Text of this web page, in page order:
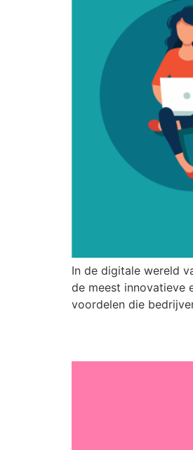
In de digitale wereld
de meest innovatieve
voordelen die